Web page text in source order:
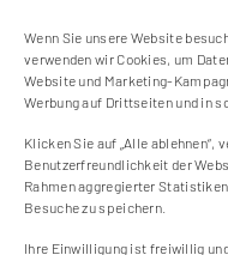
Wenn Sie unsere Website
verwenden wir Cookies, um
Website und Marketing-
Werbung auf Drittseiten und in
Klicken Sie auf „Alle
Benutzerfreundlichkeit der
Rahmen aggregierter
Besuche zu speichern.
Ihre Einwilligung ist freiwillig
Kontakt
Impressum
Cookie Einstellungen
Datenschutzerklärung